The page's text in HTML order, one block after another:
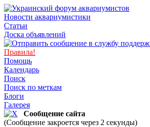
Новости аквариумистики
Статьи
Доска объявлений
Правила!
Помощь
Календарь
Поиск
Поиск по меткам
Блоги
Галерея
Сообщение сайта
(Сообщение закроется через 2 секунды)